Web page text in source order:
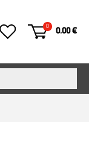
0
0.00 €